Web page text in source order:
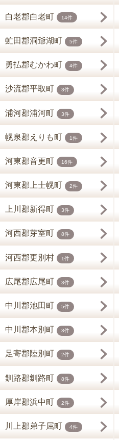
白老郡白老町 14件
虻田郡洞爺湖町 5件
勇払郡むかわ町 4件
沙流郡平取町 3件
浦河郡浦河町 3件
幌泉郡えりも町 1件
河東郡音更町 16件
河東郡上士幌町 2件
上川郡新得町 3件
河西郡芽室町 8件
河西郡更別村 1件
広尾郡広尾町 3件
中川郡池田町 5件
中川郡本別町 3件
足寄郡陸別町 2件
釧路郡釧路町 8件
厚岸郡浜中町 2件
川上郡弟子屈町 4件